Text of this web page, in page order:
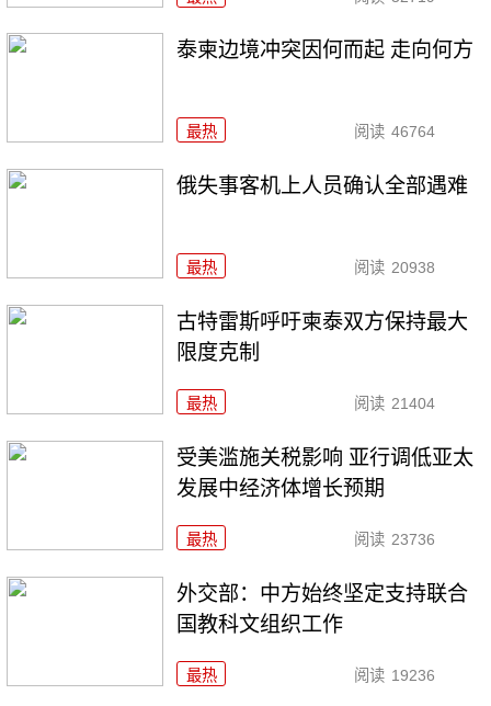
泰柬边境冲突因何而起 走向何方
最热 阅读 46764
俄失事客机上人员确认全部遇难
最热 阅读 20938
古特雷斯呼吁柬泰双方保持最大
限度克制
最热 阅读 21404
受美滥施关税影响 亚行调低亚太
发展中经济体增长预期
最热 阅读 23736
外交部：中方始终坚定支持联合
国教科文组织工作
最热 阅读 19236